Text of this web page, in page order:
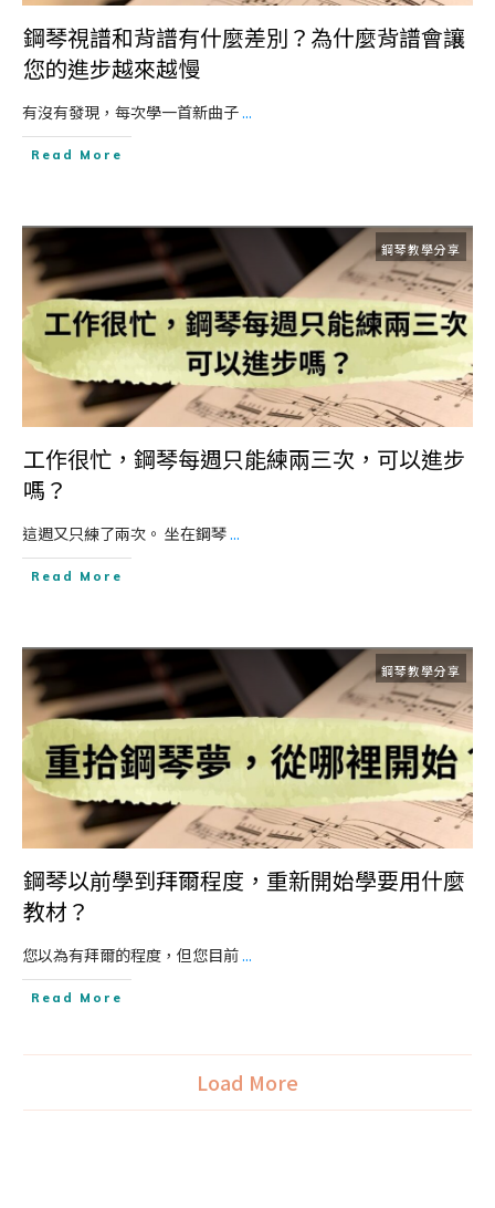
鋼琴視譜和背譜有什麼差別？為什麼背譜會讓
您的進步越來越慢
有沒有發現，每次學一首新曲子...
Read More
鋼琴教學分享
工作很忙，鋼琴每週只能練兩三次，可以進步
嗎？
這週又只練了兩次。 坐在鋼琴...
Read More
鋼琴教學分享
鋼琴以前學到拜爾程度，重新開始學要用什麼
教材？
您以為有拜爾的程度，但您目前...
Read More
Load More